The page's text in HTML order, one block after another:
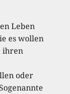
Leben
es wollen
ihren
oder